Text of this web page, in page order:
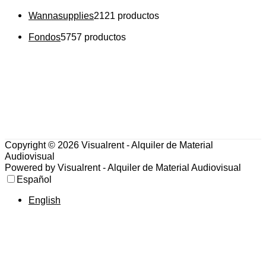
Wannasupplies21 21 productos
Fondos5757 productos
Copyright © 2026 Visualrent - Alquiler de Material
Audiovisual
Powered by Visualrent - Alquiler de Material Audiovisual
Español
English